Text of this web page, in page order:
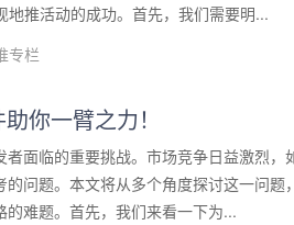
推活动的成功。首先，我们需要明...
专栏
你一臂之力！
面临的重要挑战。市场竞争日益激烈，
问题。本文将从多个角度探讨这一问题
难题。首先，我们来看一下为...